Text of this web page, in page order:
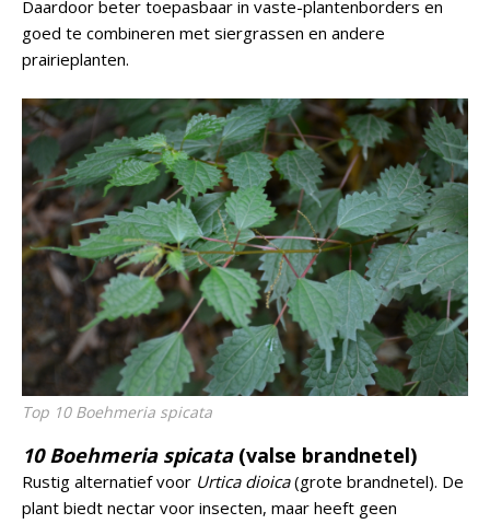
Daardoor beter toepasbaar in vaste-plantenborders en
goed te combineren met siergrassen en andere
prairieplanten.
Top 10 Boehmeria spicata
10 Boehmeria spicata(valse brandnetel)
Rustig alternatief voor Urtica dioica(grote brandnetel). De
plant biedt nectar voor insecten, maar heeft geen